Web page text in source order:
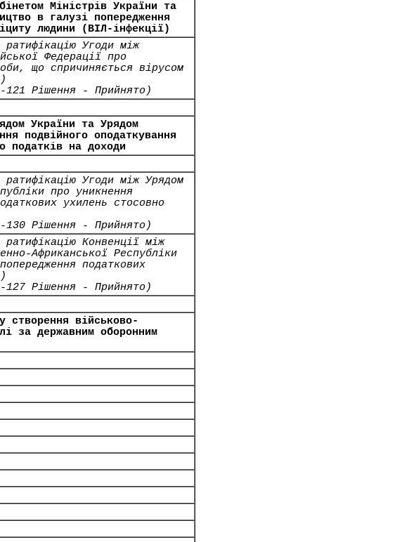
Міністрів України та
в галузі попередження
людини (ВІЛ-інфекції)
Угоди між
Федерації про
що спричиняється вірусом
121 Рішення - Прийнято)
України та Урядом
подвійного оподаткування
податків на доходи
Угоди між Урядом
про уникнення
ухилень стосовно
130 Рішення - Прийнято)
Конвенції між
Африканської Республіки
податкових
127 Рішення - Прийнято)
створення військово-
за державним оборонним